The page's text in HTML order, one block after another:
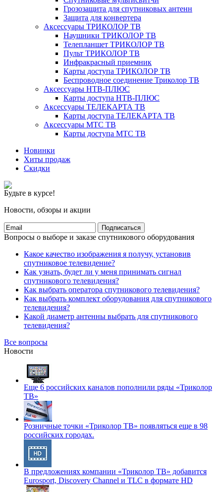
Грозозащита для спутниковых антенн
Защита для конвертера
Аксессуары ТРИКОЛОР ТВ
Наушники ТРИКОЛОР ТВ
Телепланшет ТРИКОЛОР ТВ
Пульт ТРИКОЛОР ТВ
Инфракрасный приемник
Карты доступа ТРИКОЛОР ТВ
Беспроводное соединение Триколор ТВ
Аксессуары НТВ-ПЛЮС
Карты доступа НТВ-ПЛЮС
Аксессуары ТЕЛЕКАРТА ТВ
Карты доступа ТЕЛЕКАРТА ТВ
Аксессуары МТС ТВ
Карты доступа МТС ТВ
Новинки
Хиты продаж
Скидки
Будьте в курсе!
Новости, обзоры и акции
Подписаться
Вопросы о выборе и заказе спутникового оборудования
Какое качество изображения я получу, установив
спутниковое телевидение?
Как узнать, будет ли у меня принимать сигнал
спутникового телевидения?
Как выбрать оператора спутникового телевидения?
Как выбрать комплект оборудования для спутникового
телевидения?
Какой диаметр антенны выбрать для спутникового
телевидения?
Все вопросы
Новости
Еще 6 российских каналов пополнили ряды «Триколор
ТВ»
Розничные точки «Триколор ТВ» появляться еще в 98
российских городах.
В предложениях компании «Триколор ТВ» добавится
Eurosport, Discovery Channel и TLC в формате HD